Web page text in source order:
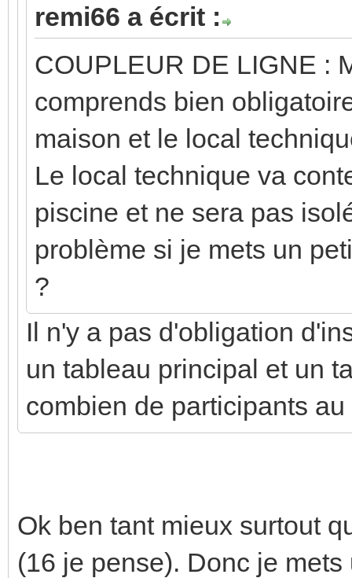
remi66 a écrit :
COUPLEUR DE LIGNE :
comprends bien
maison et le local
Le local technique va
piscine et ne sera pas
problème si je mets un
?
Il n'y a pas d'obligation
un tableau principal et un
combien de participants au
Ok ben tant mieux surtout
(16 je pense). Donc je